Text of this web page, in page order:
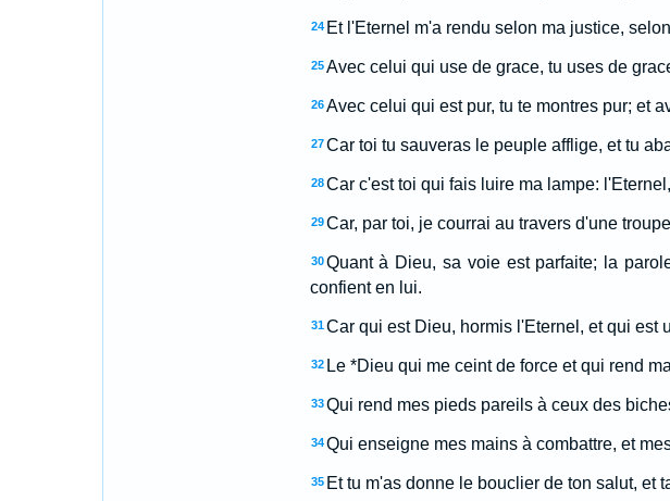
24 Et l'Eternel m'a rendu selon ma justice,
25 Avec celui qui use de grace, tu uses de
26 Avec celui qui est pur, tu te montres pur; et
27 Car toi tu sauveras le peuple afflige, et tu
28 Car c'est toi qui fais luire ma lampe:
29 Car, par toi, je courrai au travers d'une
30 Quant à Dieu, sa voie est parfaite; la
confient en lui.
31 Car qui est Dieu, hormis l'Eternel, et qui est
32 Le *Dieu qui me ceint de force et qui rend
33 Qui rend mes pieds pareils à ceux des
34 Qui enseigne mes mains à combattre, et
35 Et tu m'as donne le bouclier de ton salut, et